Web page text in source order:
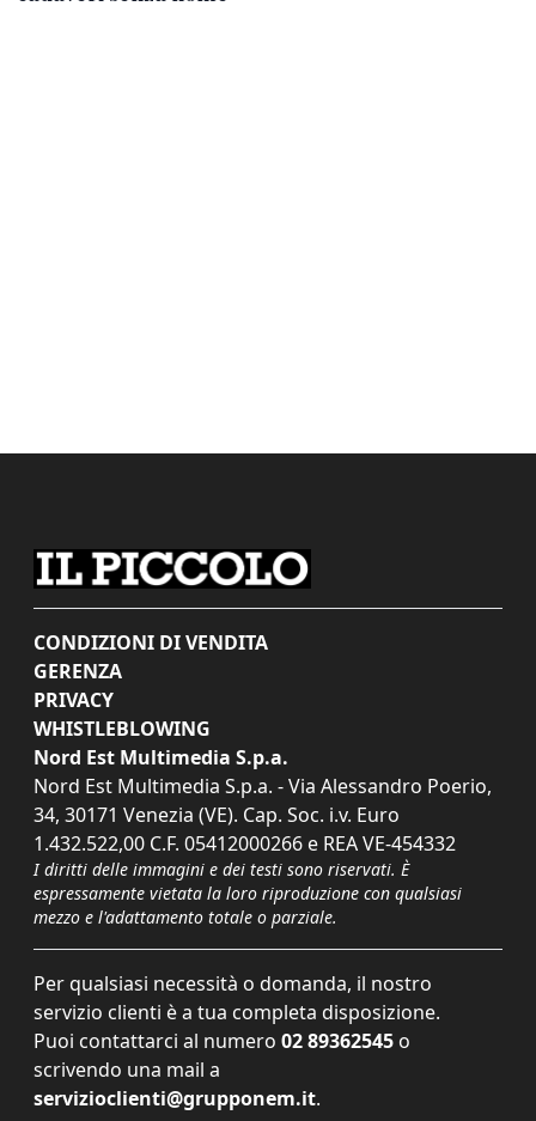
CONDIZIONI DI VENDITA
GERENZA
PRIVACY
WHISTLEBLOWING
Nord Est Multimedia S.p.a.
Nord Est Multimedia S.p.a. - Via Alessandro Poerio,
34, 30171 Venezia (VE). Cap. Soc. i.v. Euro
1.432.522,00 C.F. 05412000266 e REA VE-454332
I diritti delle immagini e dei testi sono riservati. È
espressamente vietata la loro riproduzione con qualsiasi
mezzo e l'adattamento totale o parziale.
Per qualsiasi necessità o domanda, il nostro
servizio clienti è a tua completa disposizione.
Puoi contattarci al numero 02 89362545 o
scrivendo una mail a
servizioclienti@grupponem.it.